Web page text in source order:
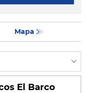
Mapa
El Barco